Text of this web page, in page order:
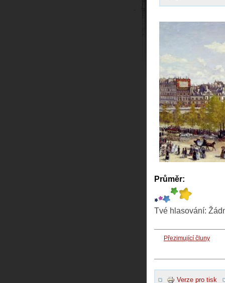
Průměr:
Tvé hlasování:
Přezimující čluny
Verze pro tisk